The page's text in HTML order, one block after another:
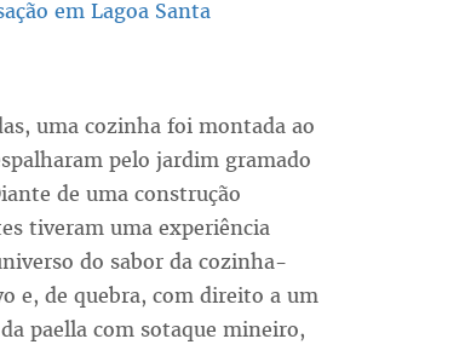
em Lagoa Santa
uma cozinha foi montada ao
pelo jardim gramado
de uma construção
tiveram uma experiência
do sabor da cozinha-
e, de quebra, com direito a um
paella com sotaque mineiro,